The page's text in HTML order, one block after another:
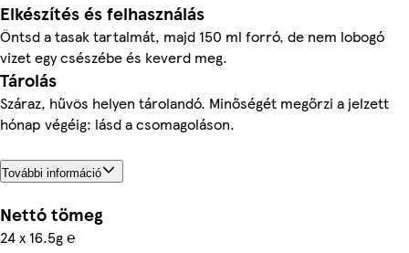
Elkészítés és felhasználás
Öntsd a tasak tartalmát, majd 150 ml forró, de nem lobogó
vizet egy csészébe és keverd meg.
Tárolás
Száraz, hűvös helyen tárolandó. Minőségét megőrzi a jelzett
hónap végéig: lásd a csomagoláson.
További információ
Nettó tömeg
24 x 16.5g ℮